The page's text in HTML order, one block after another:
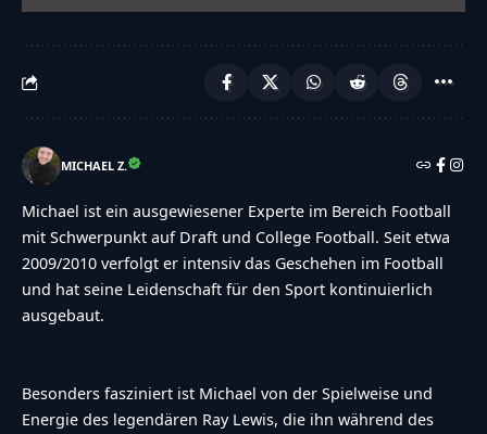
MICHAEL Z.
Michael ist ein ausgewiesener Experte im Bereich Football
mit Schwerpunkt auf Draft und College Football. Seit etwa
2009/2010 verfolgt er intensiv das Geschehen im Football
und hat seine Leidenschaft für den Sport kontinuierlich
ausgebaut.
Besonders fasziniert ist Michael von der Spielweise und
Energie des legendären Ray Lewis, die ihn während des